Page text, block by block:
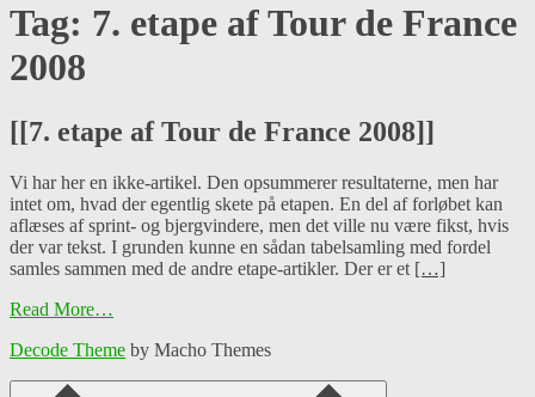
Tag: 7. etape af Tour de France
2008
[[7. etape af Tour de France 2008]]
Vi har her en ikke-artikel. Den opsummerer resultaterne, men har
intet om, hvad der egentlig skete på etapen. En del af forløbet kan
aflæses af sprint- og bjergvindere, men det ville nu være fikst, hvis
der var tekst. I grunden kunne en sådan tabelsamling med fordel
samles sammen med de andre etape-artikler. Der er et […]
Read More…
Decode Theme by Macho Themes